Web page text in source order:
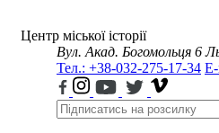
Центр міської історії
Вул. Акад. Богомольця 6
Тел.: +38-032-275-17-34